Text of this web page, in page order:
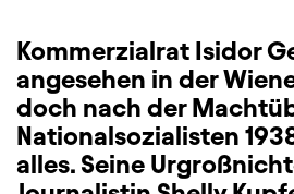
Kommerzialrat Isidor
angesehen in der
doch nach der
Nationalsozialisten
alles. Seine